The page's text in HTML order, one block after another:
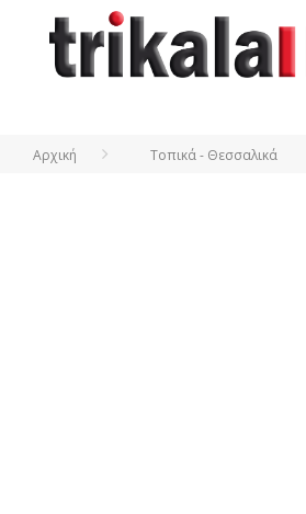
Αρχική Τοπικά - Θεσσαλικά